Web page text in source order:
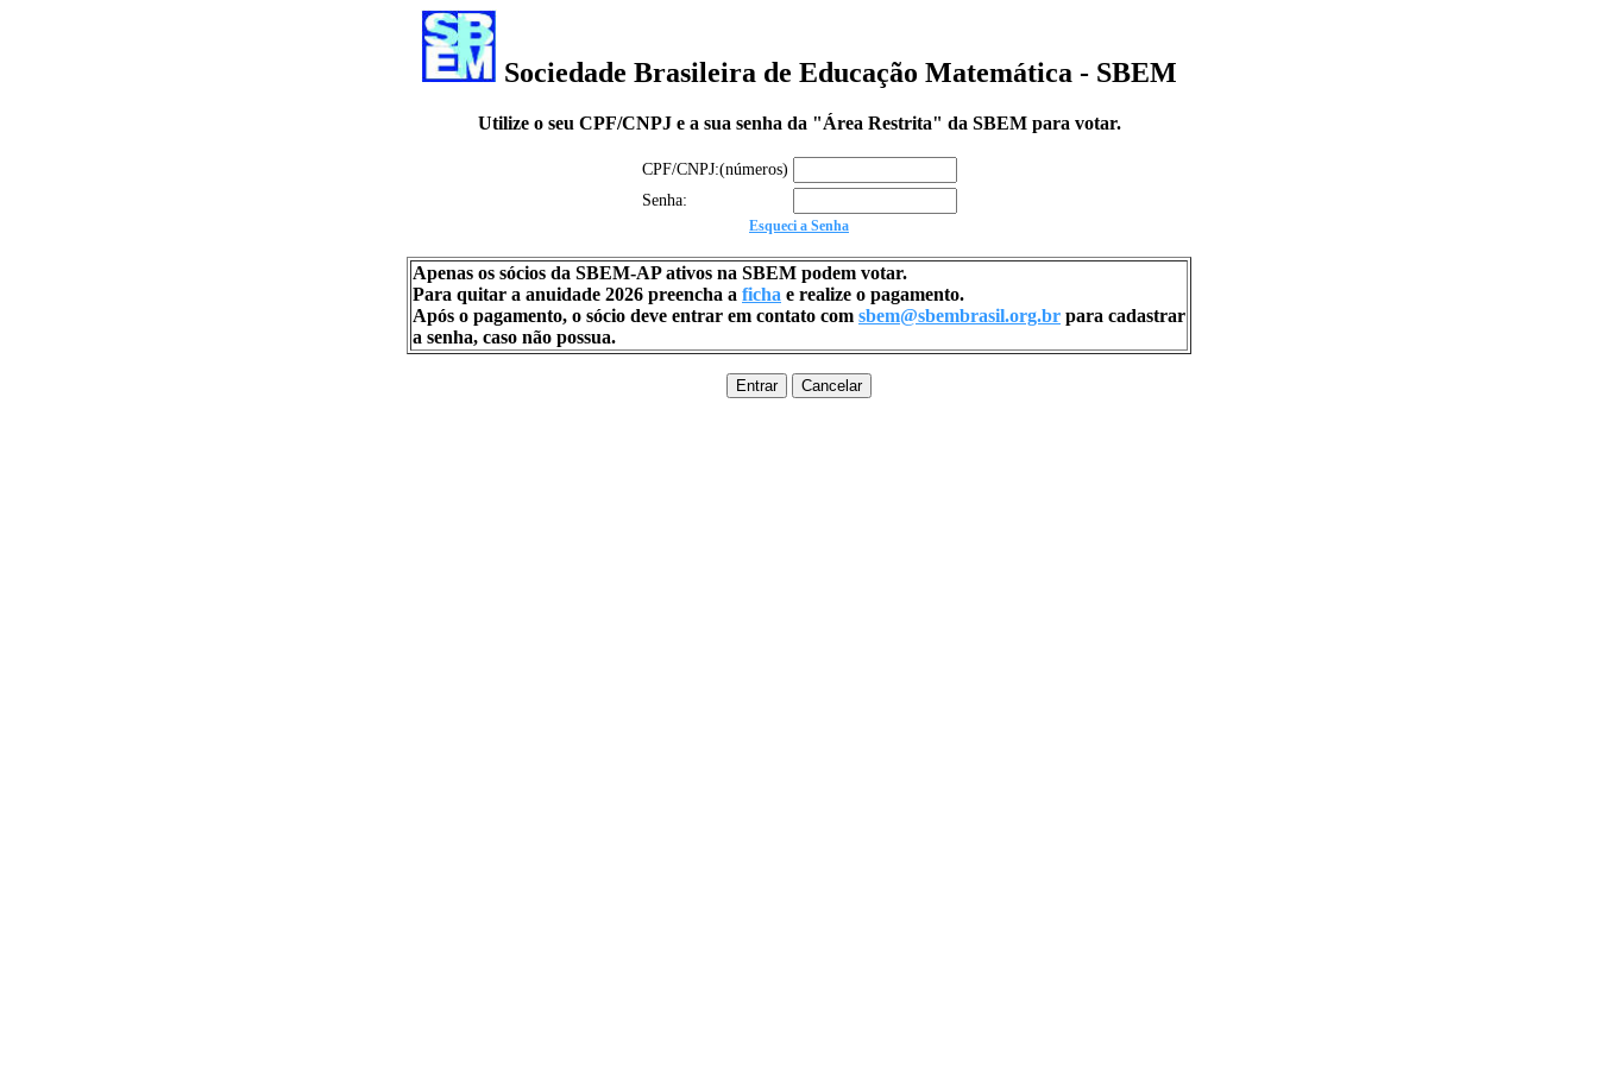
Sociedade Brasileira de Educação Matemática - SBEM
Utilize o seu CPF/CNPJ e a sua senha da "Área Restrita" da SBEM para votar.
CPF/CNPJ:(números)
Senha:
Esqueci a Senha
Apenas os sócios da SBEM-APativos na SBEM podem votar.
Para quitar a anuidade 2026 preencha a ficha e realize o pagamento.
Após o pagamento, o sócio deve entrar em contato com sbem@sbembrasil.org.br para cadastrar
a senha, caso não possua.